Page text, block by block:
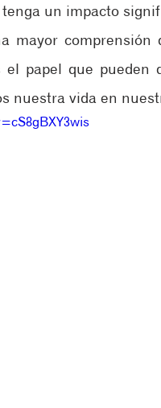
un impacto
mayor
papel que pueden
nuestra vida en